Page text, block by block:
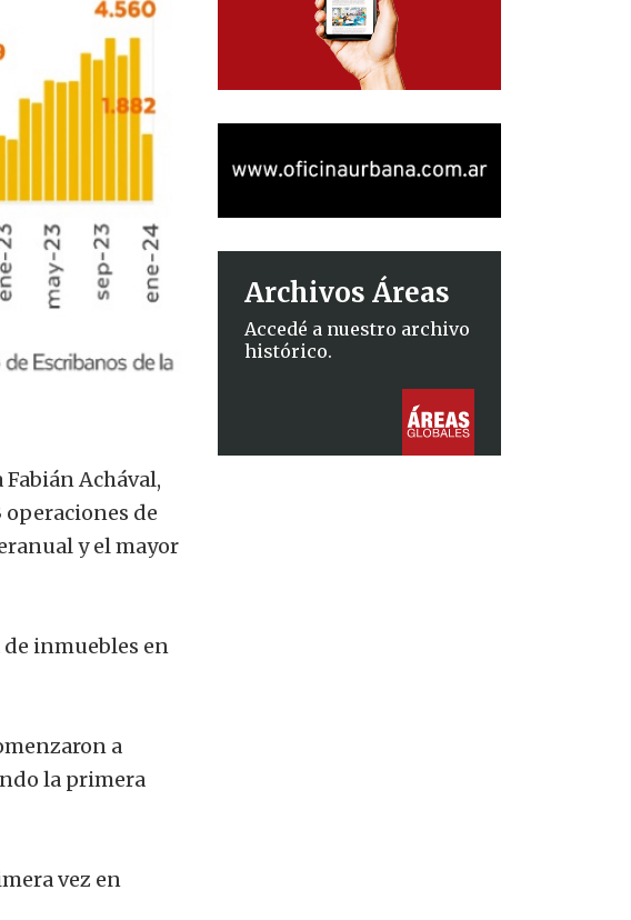
Achával,
operaciones de
y el mayor
inmuebles en
a
la primera
vez en
Archivos Áreas
Accedé a nuestro archivo
histórico.